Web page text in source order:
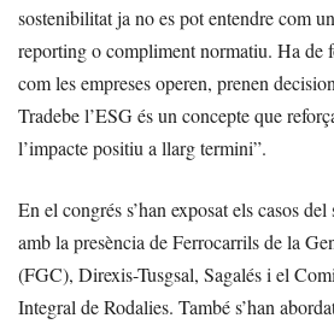
sostenibilitat ja no es pot entendre com
reporting o compliment normatiu. Ha de
com les empreses operen, prenen
Tradebe l’ESG és un concepte que
l’impacte positiu a llarg termini”.
En el congrés s’han exposat els casos
amb la presència de Ferrocarrils de la
(FGC), Direxis-Tusgsal, Sagalés i el
Integral de Rodalies. També s’han